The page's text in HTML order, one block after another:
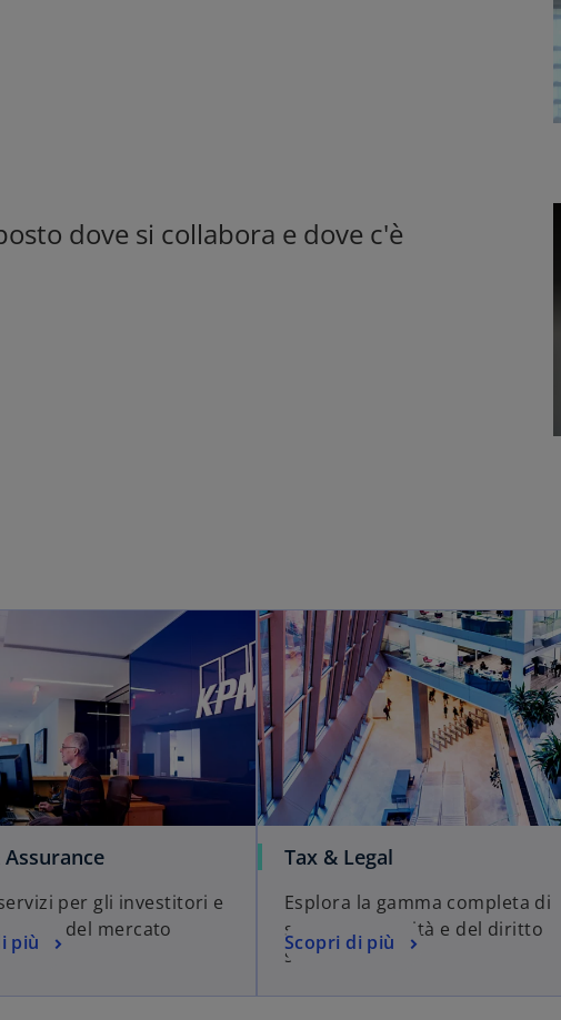
dove si collabora e dove c'è
per gli investitori e
del mercato
più
Tax & Legal
Esplora la gamma completa di
servizi di fiscalità e del diritto
societario
Scopri di più